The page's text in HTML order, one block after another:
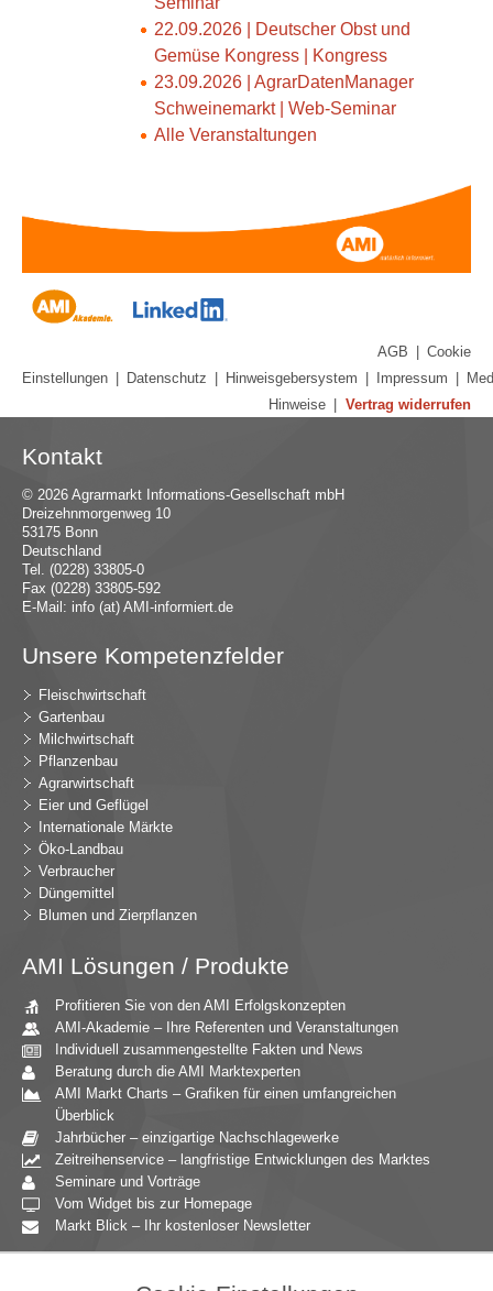
22.09.2026 | Deutscher Obst und
Gemüse Kongress | Kongress
23.09.2026 | AgrarDatenManager
Schweinemarkt | Web-Seminar
Alle Veranstaltungen
AGB
Cookie
Einstellungen
Datenschutz Hinweisgebersystem Impressum
Hinweise
Vertrag widerrufen
Kontakt
© 2026 Agrarmarkt Informations-Gesellschaft mbH
Dreizehnmorgenweg 10
53175 Bonn
Deutschland
Tel. (0228) 33805-0
Fax (0228) 33805-592
E-Mail: info (at) AMI-informiert.de
Unsere Kompetenzfelder
Fleischwirtschaft
Gartenbau
Milchwirtschaft
Pflanzenbau
Agrarwirtschaft
Eier und Geflügel
Internationale Märkte
Öko-Landbau
Verbraucher
Düngemittel
Blumen und Zierpflanzen
AMI Lösungen / Produkte
Profitieren Sie von den AMI Erfolgskonzepten
AMI-Akademie – Ihre Referenten und Veranstaltungen
Individuell zusammengestellte Fakten und News
Beratung durch die AMI Marktexperten
AMI Markt Charts – Grafiken für einen umfangreichen
Überblick
Jahrbücher – einzigartige Nachschlagewerke
Zeitreihenservice – langfristige Entwicklungen des Marktes
Seminare und Vorträge
Vom Widget bis zur Homepage
Markt Blick – Ihr kostenloser Newsletter